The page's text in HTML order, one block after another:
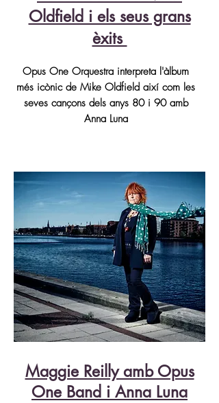
Oldfield i els seus grans
èxits
Opus One Orquestra interpreta l'àlbum
més icònic de Mike Oldfield així com les
seves cançons dels anys 80 i 90 amb
Anna Luna
Maggie Reilly amb Opus
One Band i Anna Luna